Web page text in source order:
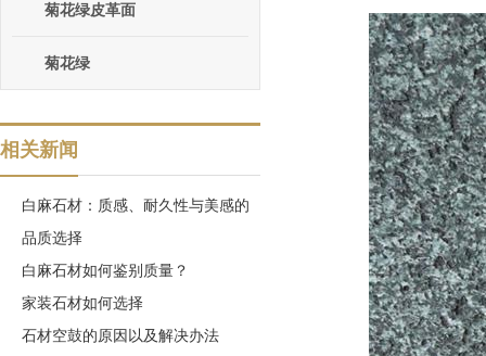
菊花绿皮革面
菊花绿
相关新闻
白麻石材：质感、耐久性与美感的
品质选择
白麻石材如何鉴别质量？
家装石材如何选择
石材空鼓的原因以及解决办法